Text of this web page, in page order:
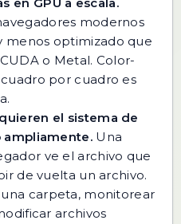
en GPU a escala.
modernos
menos optimizado que
o Metal. Color-
por cuadro es
el sistema de
ampliamente.Una
ve el archivo que
de vuelta un archivo.
carpeta, monitorear
archivos